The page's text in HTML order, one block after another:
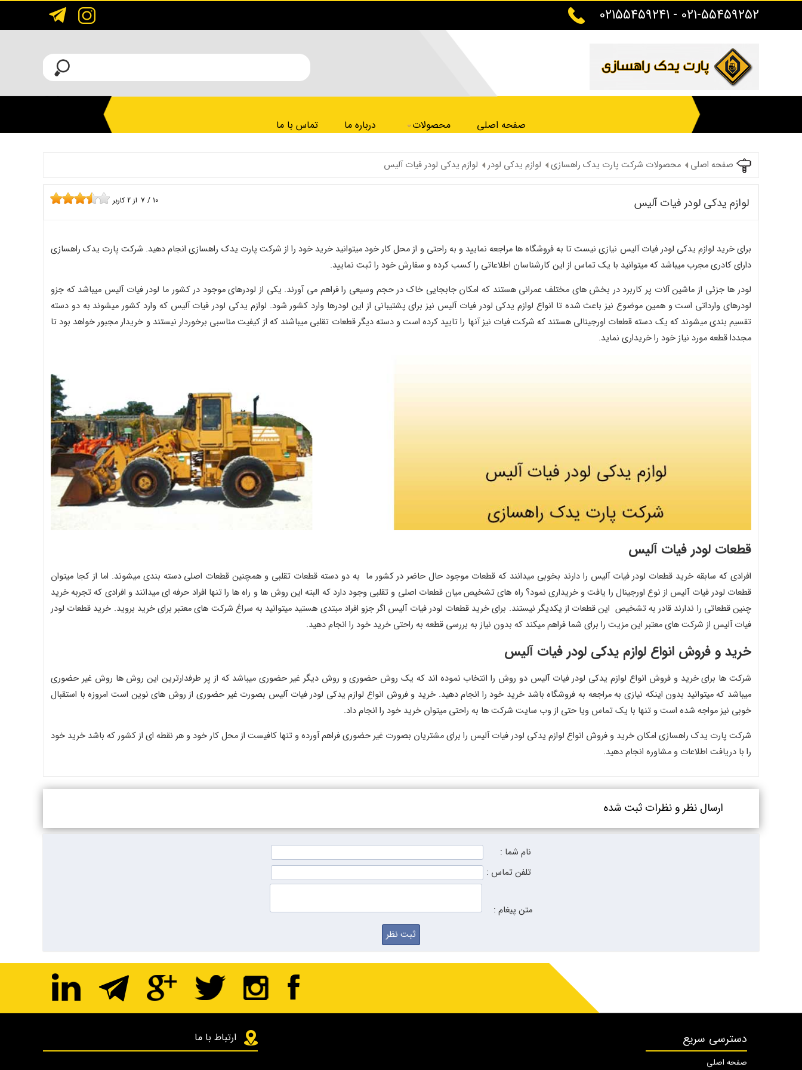
021-55459252 - 02155459241
صفحه اصلی محصولات درباره ما تماس با ما
صفحه اصلی محصولات شرکت پارت یدک راهسازی لوازم یدکی لودر لوازم یدکی لودر فیات آلیس
لوازم یدکی لودر فیات آلیس 7 / 10 از 2 کاربر
برای خرید لوازم یدکی لودر فیات آلیس نیازی نیست تا به فروشگاه ها مراجعه نمایید و به راحتی و از محل کار خود میتوانید خرید خود را از شرکت پارت یدک راهسازی انجام دهید. شرکت پارت یدک راهسازی
دارای کادری مجرب میباشد که میتوانید با یک تماس از این کارشناسان اطلاعاتی را کسب کرده و سفارش خود را ثبت نمایید.
لودر ها جزئی از ماشین آلات پر کاربرد در بخش های مختلف عمرانی هستند که امکان جابجایی خاک در حجم وسیعی را فراهم می آورند. یکی از لودرهای موجود در کشور ما لودر فیات آلیس میباشد که جزو
لودرهای وارداتی است و همین موضوع نیز باعث شده تا انواع لوازم یدکی لودر فیات آلیس نیز برای پشتیبانی از این لودرها وارد کشور شود. لوازم یدکی لودر فیات آلیس که وارد کشور میشوند به دو دسته
تقسیم بندی میشوند که یک دسته قطعات اورجینالی هستند که شرکت فیات نیز آنها را تایید کرده است و دسته دیگر قطعات تقلبی میباشند که از کیفیت مناسبی برخوردار نیستند و خریدار مجبور خواهد بود تا
مجددا قطعه مورد نیاز خود را خریداری نماید.
قطعات لودر فیات آلیس
افرادی که سابقه خرید قطعات لودر فیات آلیس را دارند بخوبی میدانند که قطعات موجود حال حاضر در کشور ما به دو دسته قطعات تقلبی و همچنین قطعات اصلی دسته بندی میشوند. اما از کجا میتوان
قطعات لودر فیات آلیس از نوع اورجینال را یافت و خریداری نمود؟ راه های تشخیص میان قطعات اصلی و تقلبی وجود دارد که البته این روش ها و راه ها را تنها افراد حرفه ای میدانند و افرادی که تجربه خرید
چنین قطعاتی را ندارند قادر به تشخیص این قطعات از یکدیگر نیستند. برای خرید قطعات لودر فیات آلیس اگر جزو افراد مبتدی هستید میتوانید به سراغ شرکت های معتبر برای خرید بروید. خرید قطعات لودر
فیات آلیس از شرکت های معتبر این مزیت را برای شما فراهم میکند که بدون نیاز به بررسی قطعه به راحتی خرید خود را انجام دهید.
خرید و فروش انواع لوازم یدکی لودر فیات آلیس
شرکت ها برای خرید و فروش انواع لوازم یدکی لودر فیات آلیس دو روش را انتخاب نموده اند که یک روش حضوری و روش دیگر غیر حضوری میباشد که از پر طرفدارترین این روش ها روش غیر حضوری
میباشد که میتوانید بدون اینکه نیازی به مراجعه به فروشگاه باشد خرید خود را انجام دهید. خرید و فروش انواع لوازم یدکی لودر فیات آلیس بصورت غیر حضوری از روش های نوین است امروزه با استقبال
خوبی نیز مواجه شده است و تنها با یک تماس ویا حتی از وب سایت شرکت ها به راحتی میتوان خرید خود را انجام داد.
شرکت پارت یدک راهسازی امکان خرید و فروش انواع لوازم یدکی لودر فیات آلیس را برای مشتریان بصورت غیر حضوری فراهم آورده و تنها کافیست از محل کار خود و هر نقطه ای از کشور که باشد خرید خود
را با دریافت اطلاعات و مشاوره انجام دهید.
ارسال نظر و نظرات ثبت شده
نام شما :
تلفن تماس :
متن پیغام :
دسترسی سریع
صفحه اصلی
ارتباط با ما